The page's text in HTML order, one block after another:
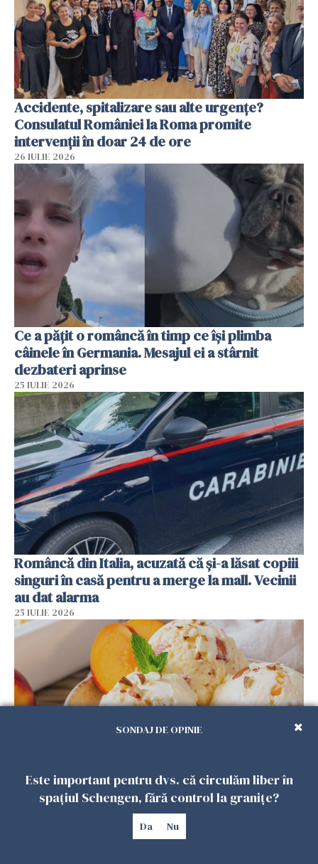
Accidente, spitalizare sau alte urgențe?
Consulatul României la Roma promite
intervenții în doar 24 de ore
26 IULIE 2026
Ce a pățit o româncă în timp ce își plimba
câinele în Germania. Mesajul ei a stârnit
dezbateri aprinse
25 IULIE 2026
Româncă din Italia, acuzată că și-a lăsat copiii
singuri în casă pentru a merge la mall. Vecinii
au dat alarma
25 IULIE 2026
Înghețata de casă cu nectarine care
cucerește vara. Rețeta fără aparat, gata din
SONDAJ DE OPINIE
Este important pentru dvs. că circulăm liber în
spațiul Schengen, fără control la granițe?
Da Nu